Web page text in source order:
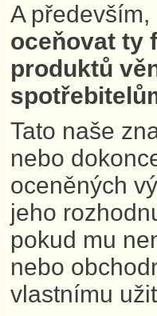
A především,
oceňovat ty
produktů
Tato naše
nebo
oceněných
jeho
pokud mu
nebo
vlastnímu